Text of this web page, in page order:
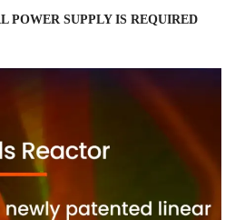
POWER SUPPLY IS REQUIRED